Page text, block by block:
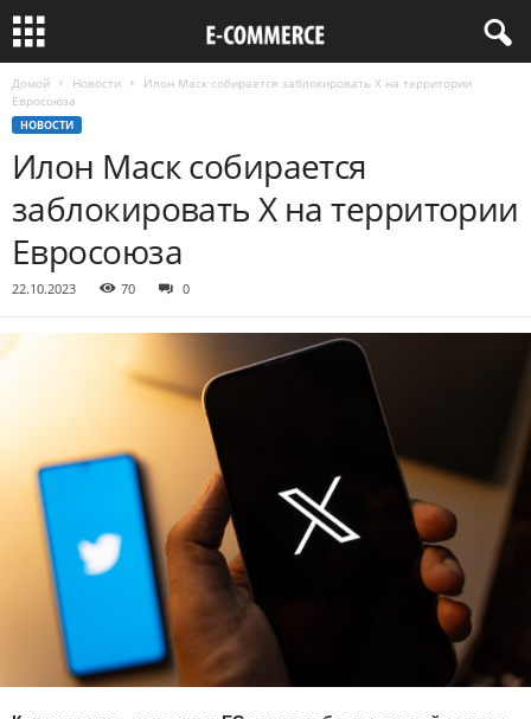
Домой Новости
Илон Маск собирается заблокировать Х на территории
Евросоюза
НОВОСТИ
Илон Маск собирается
заблокировать Х на территории
Евросоюза
22.10.2023 70 0